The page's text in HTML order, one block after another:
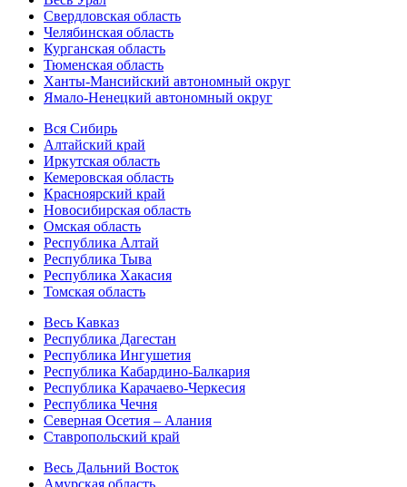
Свердловская область
Челябинская область
Курганская область
Тюменская область
Ханты-Мансийский автономный округ
Ямало-Ненецкий автономный округ
Вся Сибирь
Алтайский край
Иркутская область
Кемеровская область
Красноярский край
Новосибирская область
Омская область
Республика Алтай
Республика Тыва
Республика Хакасия
Томская область
Весь Кавказ
Республика Дагестан
Республика Ингушетия
Республика Кабардино-Балкария
Республика Карачаево-Черкесия
Республика Чечня
Северная Осетия – Алания
Ставропольский край
Весь Дальний Восток
Амурская область